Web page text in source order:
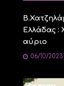
Ελλάδας :
αύριο
06/10/2023